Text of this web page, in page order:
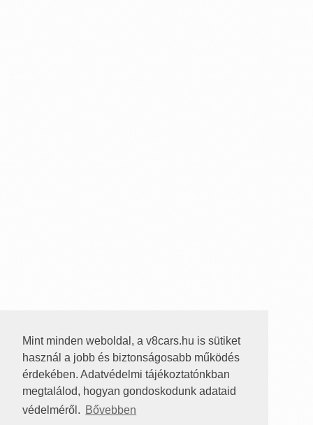
Mint minden weboldal, a v8cars.hu is sütiket
használ a jobb és biztonságosabb működés
érdekében. Adatvédelmi tájékoztatónkban
megtalálod, hogyan gondoskodunk adataid
védelméről. Bővebben